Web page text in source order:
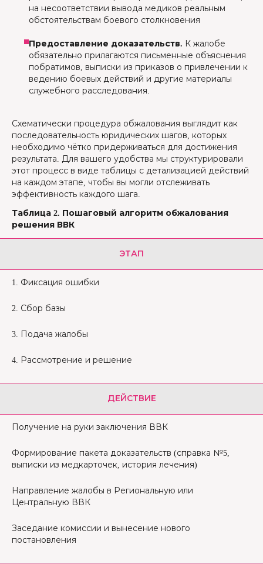
на несоответствии вывода медиков реальным
обстоятельствам боевого столкновения
Предоставление доказательств. К жалобе
обязательно прилагаются письменные объяснения
побратимов, выписки из приказов о привлечении к
ведению боевых действий и другие материалы
служебного расследования.
Схематически процедура обжалования выглядит как
последовательность юридических шагов, которых
необходимо чётко придерживаться для достижения
результата. Для вашего удобства мы структурировали
этот процесс в виде таблицы с детализацией действий
на каждом этапе, чтобы вы могли отслеживать
эффективность каждого шага.
Таблица 2. Пошаговый алгоритм обжалования
решения ВВК
ЭТАП
1. Фиксация ошибки
2. Сбор базы
3. Подача жалобы
4. Рассмотрение и решение
ДЕЙСТВИЕ
Получение на руки заключения ВВК
Формирование пакета доказательств (справка №5,
выписки из медкарточек, история лечения)
Направление жалобы в Региональную или
Центральную ВВК
Заседание комиссии и вынесение нового
постановления